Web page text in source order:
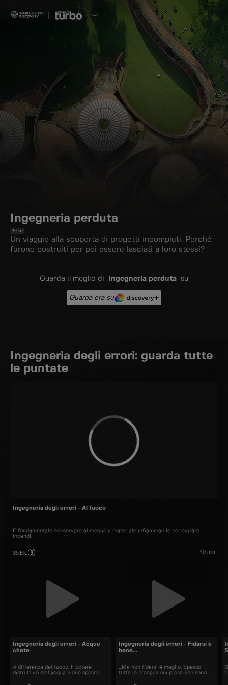
Ingegneria perduta
Free
Un viaggio alla scoperta di progetti incompiuti. Perché
furono costruiti per poi essere lasciati a loro stessi?
Guarda il meglio di Ingegneria perduta su
Guarda ora su
Ingegneria degli errori: guarda tutte
le puntate
Ingegneria degli errori - Al fuoco
È fondamentale conservare al meglio il materiale infiammabile per evitare
incendi.
S5: E10 49 min
Ingegneria degli errori - Acque
chete
A differenza del fuoco, il potere
distruttivo dell’acqua viene spesso
Ingegneria degli errori - Fidarsi è
bene...
...Ma non fidarsi è meglio. Spesso
tutte le precauzioni prese non sono